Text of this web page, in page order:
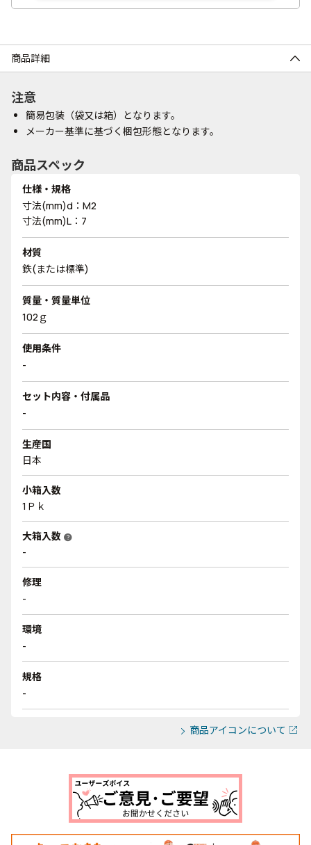
商品詳細
注意
簡易包装（袋又は箱）となります。
メーカー基準に基づく梱包形態となります。
商品スペック
仕様・規格
寸法(mm)d：M2
寸法(mm)L：7
材質
鉄(または標準)
質量・質量単位
102ｇ
使用条件
-
セット内容・付属品
-
生産国
日本
小箱入数
1Ｐｋ
大箱入数 help
-
修理
-
環境
-
規格
-
商品アイコンについて